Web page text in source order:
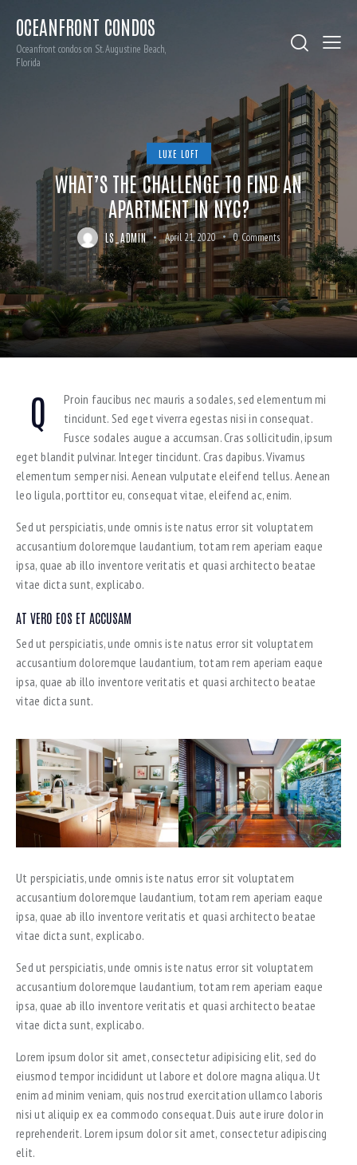
OCEANFRONT CONDOS
Oceanfront condos on St. Augustine Beach,
Florida
LUXE LOFT
WHAT’S THE CHALLENGE TO FIND AN
APARTMENT IN NYC?
LS_ADMIN April 21, 2020 0 Comments
Q
Proin faucibus nec mauris a sodales, sed elementum mi
tincidunt. Sed eget viverra egestas nisi in consequat.
Fusce sodales augue a accumsan. Cras sollicitudin, ipsum
eget blandit pulvinar. Integer tincidunt. Cras dapibus. Vivamus
elementum semper nisi. Aenean vulputate eleifend tellus. Aenean
leo ligula, porttitor eu, consequat vitae, eleifend ac, enim.
Sed ut perspiciatis, unde omnis iste natus error sit voluptatem
accusantium doloremque laudantium, totam rem aperiam eaque
ipsa, quae ab illo inventore veritatis et quasi architecto beatae
vitae dicta sunt, explicabo.
AT VERO EOS ET ACCUSAM
Sed ut perspiciatis, unde omnis iste natus error sit voluptatem
accusantium doloremque laudantium, totam rem aperiam eaque
ipsa, quae ab illo inventore veritatis et quasi architecto beatae
vitae dicta sunt.
Ut perspiciatis, unde omnis iste natus error sit voluptatem
accusantium doloremque laudantium, totam rem aperiam eaque
ipsa, quae ab illo inventore veritatis et quasi architecto beatae
vitae dicta sunt, explicabo.
Sed ut perspiciatis, unde omnis iste natus error sit voluptatem
accusantium doloremque laudantium, totam rem aperiam eaque
ipsa, quae ab illo inventore veritatis et quasi architecto beatae
vitae dicta sunt, explicabo.
Lorem ipsum dolor sit amet, consectetur adipisicing elit, sed do
eiusmod tempor incididunt ut labore et dolore magna aliqua. Ut
enim ad minim veniam, quis nostrud exercitation ullamco laboris
nisi ut aliquip ex ea commodo consequat. Duis aute irure dolor in
reprehenderit. Lorem ipsum dolor sit amet, consectetur adipiscing
elit.